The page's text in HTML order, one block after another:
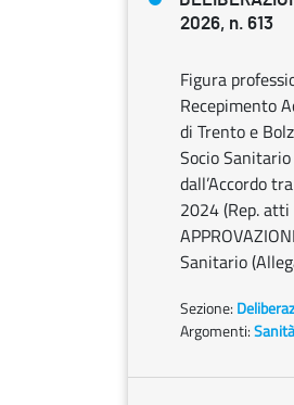
2026, n. 613
Figura
Recepimento
di Trento e
Socio
dall’Accordo
2024 (Rep. atti
Sanitario
Sezione:
Argomenti:Sanità